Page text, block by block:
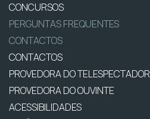
CONCURSOS
PERGUNTAS FREQUENTES
CONTACTOS
CONTACTOS
PROVEDORA DO TELESPECTADOR
PROVEDORA DO OUVINTE
ACESSIBILIDADES